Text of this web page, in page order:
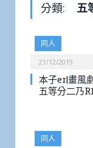
分類: 五
同人
21/12/2019
本子er|畫風
五等分二乃
同人